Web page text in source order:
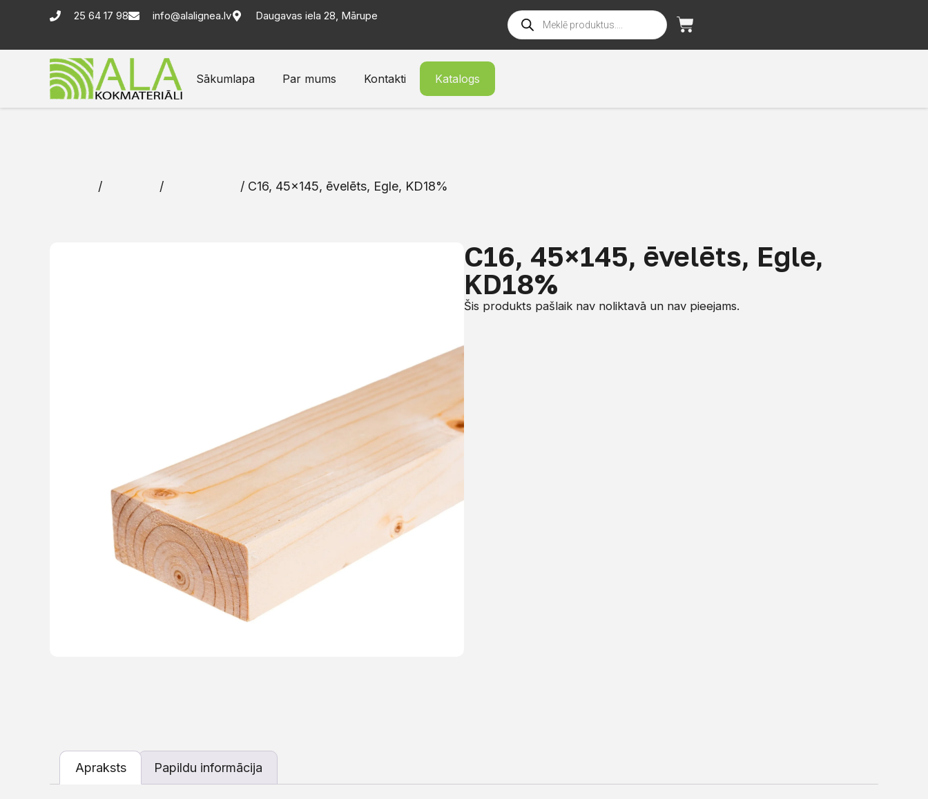
25 64 17 98 info@alalignea.lv Daugavas iela 28, Mārupe
Sākumlapa Par mums Kontakti Katalogs
/ / / C16, 45×145, ēvelēts, Egle, KD18%
C16, 45×145, ēvelēts, Egle,
KD18%
Šis produkts pašlaik nav noliktavā un nav pieejams.
Apraksts Papildu informācija